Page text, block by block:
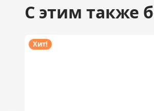
С этим также
Хит!